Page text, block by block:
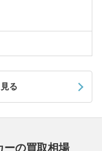
る
ーの買取相場